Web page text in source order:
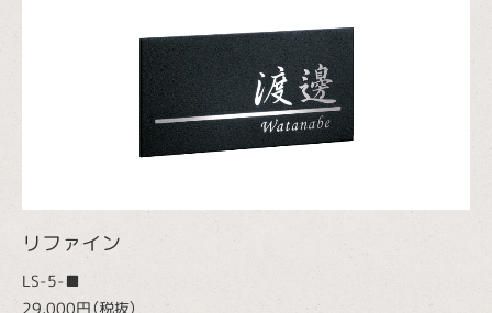
リファイン
LS-5-■
29,000円（税抜）